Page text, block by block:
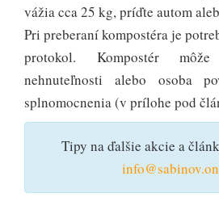
vážia cca 25 kg, príďte autom
Pri preberaní kompostéra je
protokol. Kompostér
nehnuteľnosti alebo osoba
splnomocnenia (v prílohe pod
Tipy na ďalšie akcie a